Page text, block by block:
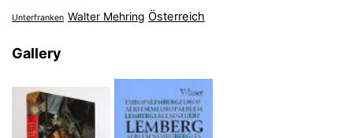
Unterfranken Walter Mehring Österreich
Gallery